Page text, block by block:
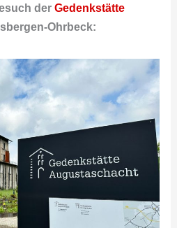
derGedenkstätte
Ohrbeck: